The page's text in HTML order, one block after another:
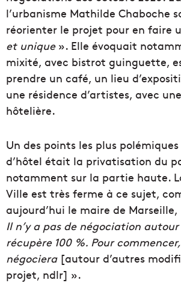
l’urbanisme Mathilde Chaboche
réorienter le projet pour en faire
et unique». Elle évoquait
mixité, avec bistrot guinguette,
prendre un café, un lieu
une résidence d’artistes, avec
hôtelière.
Un des points les plus
d’hôtel était la privatisation du
notamment sur la partie haute.
Ville est très ferme à ce sujet,
aujourd’hui le maire de Marseille,
Il n’y a pas de négociation
récupère 100 %. Pour
négociera[autour d’autres
projet, ndlr] ».